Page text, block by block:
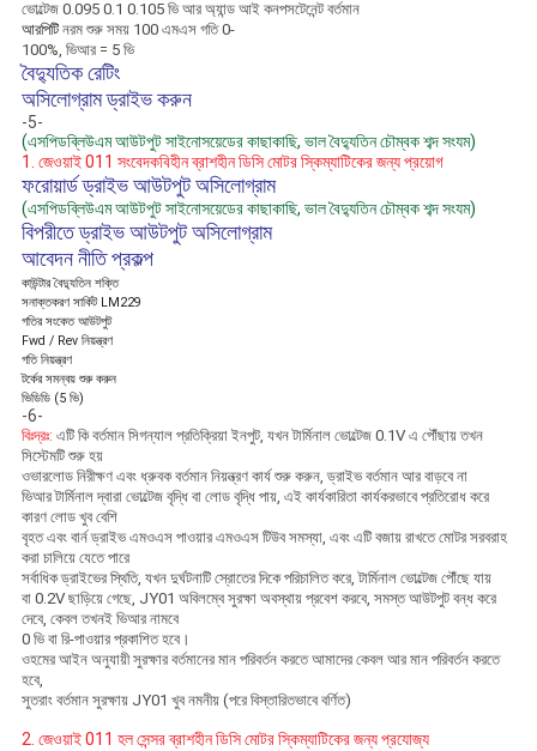
ভোল্টেজ 0.095 0.1 0.105 ভি আর অ্যান্ড আই কনপসটেনেন্ট বর্তমান
আরপিটি নরম শুরু সময় 100 এমএস গতি 0-
100%, ভিআর = 5 ভি
বৈদ্যুতিক রেটিং
অসিলোগ্রাম ড্রাইভ করুন
-5-
(এসপিডব্লিউএম আউটপুট সাইনোসয়েডের কাছাকাছি, ভাল বৈদ্যুতিন চৌম্বক শব্দ সংযম)
1. জেওয়াই 011 সংবেদকবিহীন ব্রাশহীন ডিসি মোটর স্কিম্যাটিকের জন্য প্রয়োগ
ফরোয়ার্ড ড্রাইভ আউটপুট অসিলোগ্রাম
(এসপিডব্লিউএম আউটপুট সাইনোসয়েডের কাছাকাছি, ভাল বৈদ্যুতিন চৌম্বক শব্দ সংযম)
বিপরীতে ড্রাইভ আউটপুট অসিলোগ্রাম
আবেদন নীতি প্রকল্প
কাউন্টার বৈদ্যুতিন শক্তি
সনাক্তকরণ সার্কিট LM229
গতির সংকেত আউটপুট
Fwd / Rev নিয়ন্ত্রণ
গতি নিয়ন্ত্রণ
টর্কের সমন্বয় শুরু করুন
ভিডিডি (5 ভি)
-6-
বিঃদ্রঃ: এটি কি বর্তমান সিগন্যাল প্রতিক্রিয়া ইনপুট, যখন টার্মিনাল ভোল্টেজ 0.1V এ পৌঁছায় তখন
সিস্টেমটি শুরু হয়
ওভারলোড নিরীক্ষণ এবং ধ্রুবক বর্তমান নিয়ন্ত্রণ কার্য শুরু করুন, ড্রাইভ বর্তমান আর বাড়বে না
ভিআর টার্মিনাল দ্বারা ভোল্টেজ বৃদ্ধি বা লোড বৃদ্ধি পায়, এই কার্যকারিতা কার্যকরভাবে প্রতিরোধ করে
কারণ লোড খুব বেশি
বৃহত এবং বার্ন ড্রাইভ এমওএস পাওয়ার এমওএস টিউব সমস্যা, এবং এটি বজায় রাখতে মোটর সরবরাহ
করা চালিয়ে যেতে পারে
সর্বাধিক ড্রাইভের স্থিতি, যখন দুর্ঘটনাটি স্রোতের দিকে পরিচালিত করে, টার্মিনাল ভোল্টেজ পৌঁছে যায়
বা 0.2V ছাড়িয়ে গেছে, JY01 অবিলম্বে সুরক্ষা অবস্থায় প্রবেশ করবে, সমস্ত আউটপুট বন্ধ করে
দেবে, কেবল তখনই ভিআর নামবে
0 ভি বা রি-পাওয়ার প্রকাশিত হবে।
ওহমের আইন অনুযায়ী সুরক্ষার বর্তমানের মান পরিবর্তন করতে আমাদের কেবল আর মান পরিবর্তন করতে
হবে,
সুতরাং বর্তমান সুরক্ষায় JY01 খুব নমনীয় (পরে বিস্তারিতভাবে বর্ণিত)
2. জেওয়াই 011 হল সেন্সর ব্রাশহীন ডিসি মোটর স্কিম্যাটিকের জন্য প্রযোজ্য